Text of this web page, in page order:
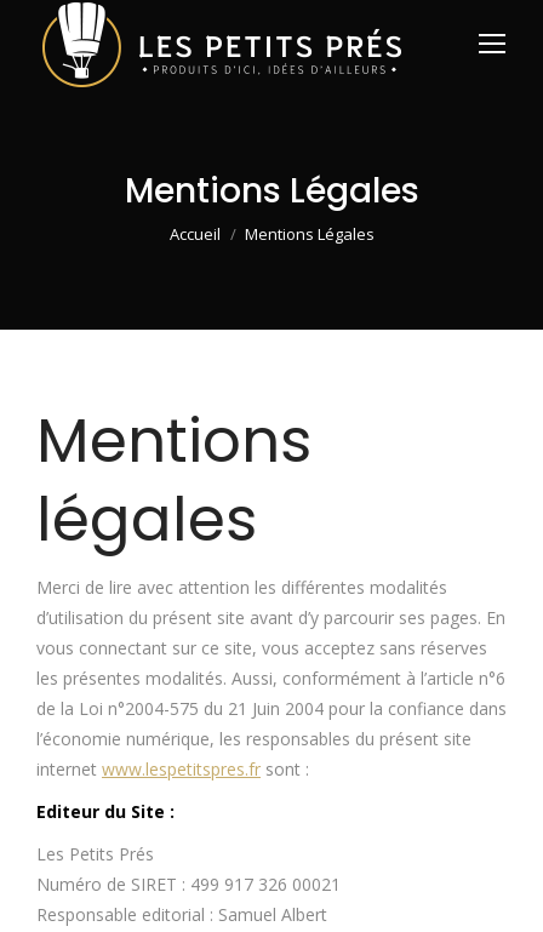
Mentions Légales
Vous êtes ici :
Accueil Mentions Légales
Mentions
légales
Merci de lire avec attention les différentes modalités
d’utilisation du présent site avant d’y parcourir ses pages. En
vous connectant sur ce site, vous acceptez sans réserves
les présentes modalités. Aussi, conformément à l’article n°6
de la Loi n°2004-575 du 21 Juin 2004 pour la confiance dans
l’économie numérique, les responsables du présent site
internet www.lespetitspres.fr sont :
Editeur du Site :
Les Petits Prés
Numéro de SIRET : 499 917 326 00021
Responsable editorial : Samuel Albert